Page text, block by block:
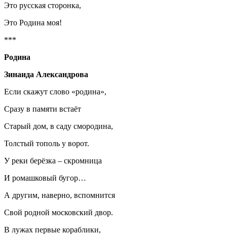
Это русская сторонка,
Это Родина моя!
***
Родина
Зинаида Александрова
Если скажут слово «родина»,
Сразу в памяти встаёт
Старый дом, в саду смородина,
Толстый тополь у ворот.
У реки берёзка – скромница
И ромашковый бугор…
А другим, наверно, вспомнится
Свой родной московский двор.
В лужах первые кораблики,